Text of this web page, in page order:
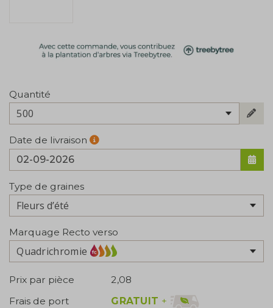
Quantité
500
Date de livraison
Type de graines
Marquage Recto verso
Quadrichromie
Prix par pièce
2,08
Frais de port
GRATUIT +